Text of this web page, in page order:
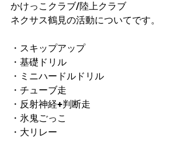
かけっこクラブ/陸上クラブ
ネクサス鶴見の活動についてです。
・スキップアップ
・基礎ドリル
・ミニハードルドリル
・チューブ走
・反射神経+判断走
・氷鬼ごっこ
・大リレー